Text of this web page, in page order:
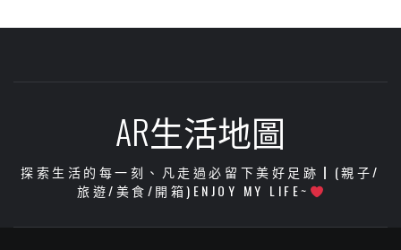
AR生活地圖
探索生活的每一刻、凡走過必留下美好足跡┃(親子/
旅遊/美食/開箱)ENJOY MY LIFE~